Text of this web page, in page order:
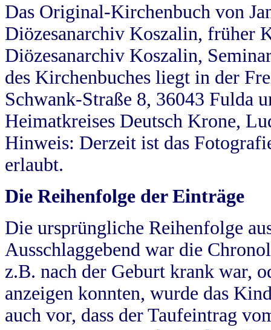
Das Original-Kirchenbuch von
Diözesanarchiv Koszalin, früher
Diözesanarchiv Koszalin,
des Kirchenbuches liegt in der
Schwank-Straße 8, 36043 Fulda
Heimatkreises Deutsch Krone,
Hinweis: Derzeit ist das
erlaubt.
Die Reihenfolge der Einträge
Die ursprüngliche Reihenfolge
Ausschlaggebend war die
z.B. nach der Geburt krank war,
anzeigen konnten, wurde das
auch vor, dass der Taufeintrag